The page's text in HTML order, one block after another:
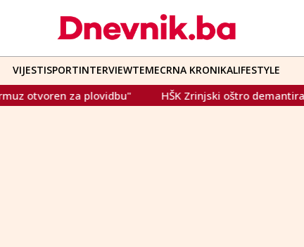
VIJESTISPORTINTERVIEWTEMECRNA KRONIKALIFESTYLE
za plovidbu" HŠK Zrinjski oštro demantirao